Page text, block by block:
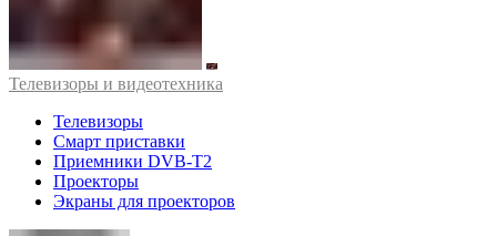
Телевизоры и видеотехника
Телевизоры
Смарт приставки
Приемники DVB-T2
Проекторы
Экраны для проекторов